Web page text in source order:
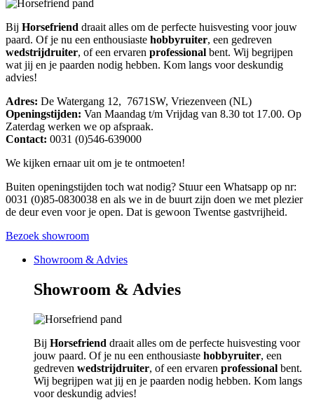
Bij Horsefriend draait alles om de perfecte huisvesting voor jouw
paard. Of je nu een enthousiaste hobbyruiter, een gedreven
wedstrijdruiter, of een ervaren professional bent. Wij begrijpen
wat jij en je paarden nodig hebben. Kom langs voor deskundig
advies!
Adres: De Watergang 12, 7671SW, Vriezenveen (NL)
Openingstijden: Van Maandag t/m Vrijdag van 8.30 tot 17.00. Op
Zaterdag werken we op afspraak.
Contact: 0031 (0)546-639000
We kijken ernaar uit om je te ontmoeten!
Buiten openingstijden toch wat nodig? Stuur een Whatsapp op nr:
0031 (0)85-0830038 en als we in de buurt zijn doen we met plezier
de deur even voor je open. Dat is gewoon Twentse gastvrijheid.
Bezoek showroom
Showroom & Advies
Showroom & Advies
Bij Horsefriend draait alles om de perfecte huisvesting voor
jouw paard. Of je nu een enthousiaste hobbyruiter, een
gedreven wedstrijdruiter, of een ervaren professional bent.
Wij begrijpen wat jij en je paarden nodig hebben. Kom langs
voor deskundig advies!